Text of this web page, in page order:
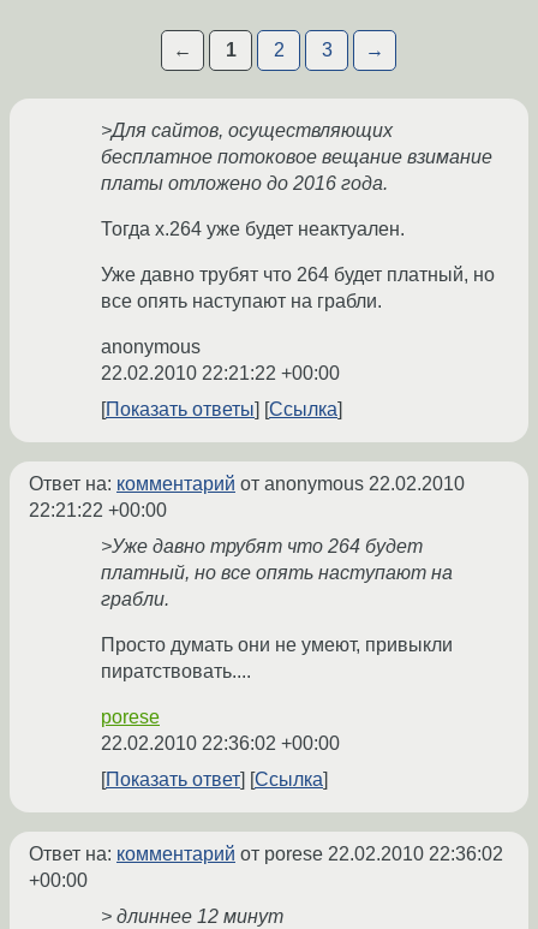
← 1 2 3 →
>Для сайтов, осуществляющих
бесплатное потоковое вещание взимание
платы отложено до 2016 года.
Тогда х.264 уже будет неактуален.
Уже давно трубят что 264 будет платный, но
все опять наступают на грабли.
anonymous
22.02.2010 22:21:22 +00:00
Показать ответы
Ссылка
Ответ на: комментарий от anonymous 22.02.2010
22:21:22 +00:00
>Уже давно трубят что 264 будет
платный, но все опять наступают на
грабли.
Просто думать они не умеют, привыкли
пиратствовать....
porese
22.02.2010 22:36:02 +00:00
Показать ответ
Ссылка
Ответ на: комментарий от porese 22.02.2010 22:36:02
+00:00
> длиннее 12 минут